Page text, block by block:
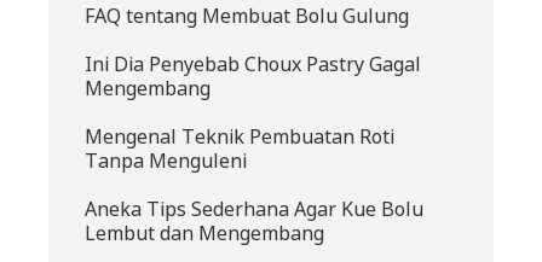
FAQ tentang Membuat Bolu Gulung
Ini Dia Penyebab Choux Pastry Gagal
Mengembang
Mengenal Teknik Pembuatan Roti
Tanpa Menguleni
Aneka Tips Sederhana Agar Kue Bolu
Lembut dan Mengembang